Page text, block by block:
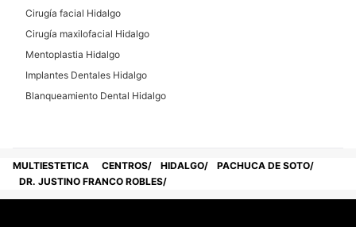
Cirugía facial Hidalgo
Cirugía maxilofacial Hidalgo
Mentoplastia Hidalgo
Implantes Dentales Hidalgo
Blanqueamiento Dental Hidalgo
MULTIESTETICA CENTROS HIDALGO
PACHUCA DE SOTO
DR. JUSTINO FRANCO ROBLES